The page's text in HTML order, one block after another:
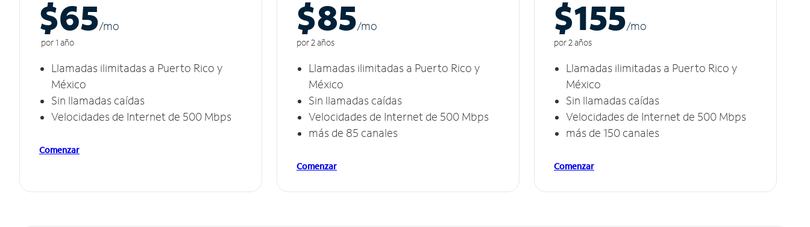
$65/mo
por 1 año
Llamadas ilimitadas a Puerto Rico y
México
Sin llamadas caídas
Velocidades de Internet de 500 Mbps
Comenzar
$85/mo
por 2 años
Llamadas ilimitadas a Puerto Rico y
México
Sin llamadas caídas
Velocidades de Internet de 500 Mbps
más de 85 canales
Comenzar
$155/mo
por 2 años
Llamadas ilimitadas a Puerto Rico y
México
Sin llamadas caídas
Velocidades de Internet de 500 Mbps
más de 150 canales
Comenzar